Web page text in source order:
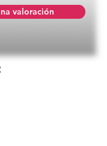
valoración